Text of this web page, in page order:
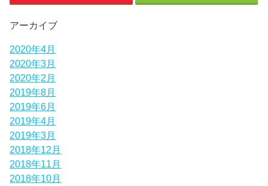
アーカイブ
2020年4月
2020年3月
2020年2月
2019年8月
2019年6月
2019年4月
2019年3月
2018年12月
2018年11月
2018年10月